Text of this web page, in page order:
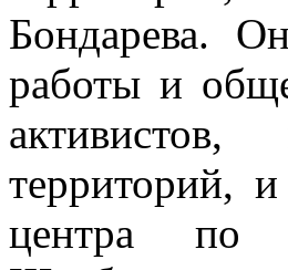
Бондарева.
работы и
территорий,
центра по